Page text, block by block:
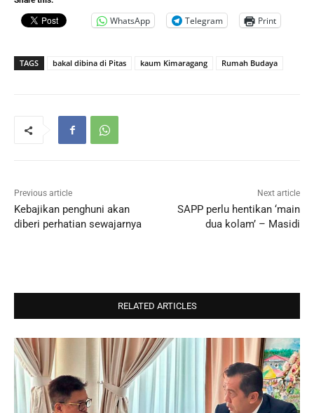
WhatsApp Telegram Print
TAGS bakal dibina di Pitas kaum Kimaragang Rumah Budaya
Previous article
Kebajikan penghuni akan
diberi perhatian sewajarnya
Next article
SAPP perlu hentikan ‘main
dua kolam’ – Masidi
RELATED ARTICLES